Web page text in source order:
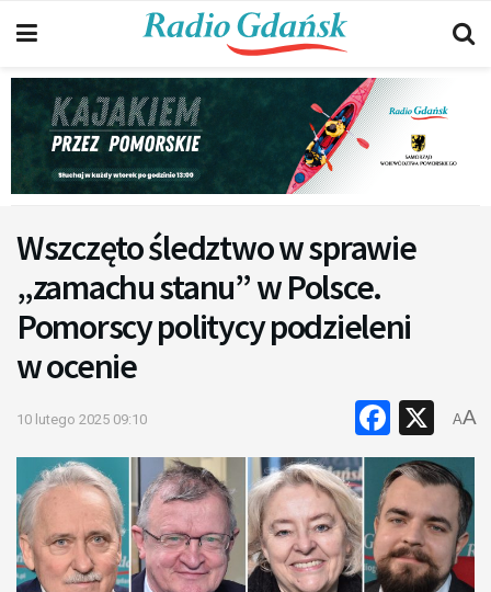
Wszczęto śledztwo w sprawie
„zamachu stanu” w Polsce.
Pomorscy politycy podzieleni
w ocenie
10 lutego 2025 09:10 X
AA